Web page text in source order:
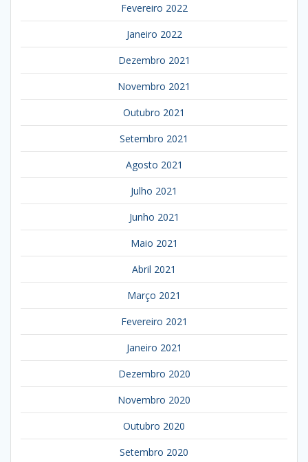
Fevereiro 2022
Janeiro 2022
Dezembro 2021
Novembro 2021
Outubro 2021
Setembro 2021
Agosto 2021
Julho 2021
Junho 2021
Maio 2021
Abril 2021
Março 2021
Fevereiro 2021
Janeiro 2021
Dezembro 2020
Novembro 2020
Outubro 2020
Setembro 2020